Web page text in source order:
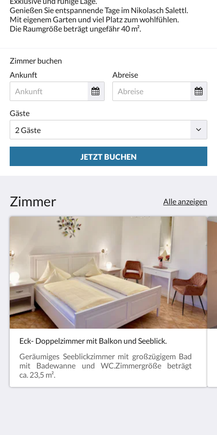
oder
Weiter,
um
sich
anzusehen.
Genießen Sie entspannende Tage im Nikolasch Salettl.
Mit eigenem Garten und viel Platz zum wohlfühlen.
Die Raumgröße beträgt ungefähr 40 m².
Zimmer buchen
Ankunft
Abreise
Gäste
JETZT BUCHEN
Zimmer Alle anzeigen
Eck- Doppelzimmer mit Balkon und Seeblick.
Geräumiges Seeblickzimmer mit großzügigem Bad
mit Badewanne und WC.Zimmergröße beträgt
ca. 23,5 m².